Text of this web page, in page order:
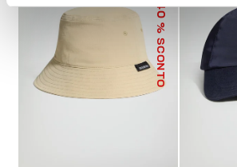
40
% SCONTO